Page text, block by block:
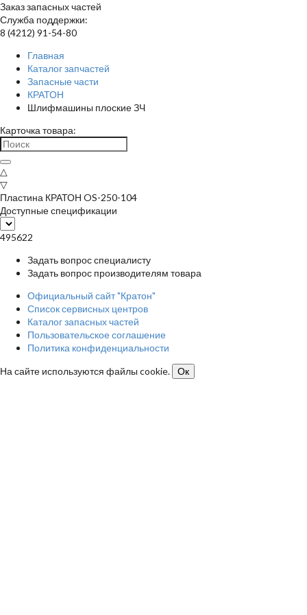
Заказ запасных частей
Служба поддержки:
8 (4212) 91-54-80
Главная
Каталог запчастей
Запасные части
КРАТОН
Шлифмашины плоские ЗЧ
Карточка товара:
△
▽
Пластина КРАТОН OS-250-104
Доступные спецификации
495622
Задать вопрос специалисту
Задать вопрос производителям товара
Официальный сайт "Кратон"
Список сервисных центров
Каталог запасных частей
Пользовательское соглашение
Политика конфиденциальности
На сайте используются файлы cookie.
Ок